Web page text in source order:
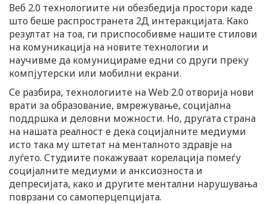
Веб 2.0 технологиите ни обезбедија простори каде
што беше распространета 2Д интеракцијата. Како
резултат на тоа, ги приспособивме нашите стилови
на комуникација на новите технологии и
научивме да комуницираме едни со други преку
компјутерски или мобилни екрани.
Се разбира, технологиите на Web 2.0 отворија нови
врати за образование, вмрежување, социјална
поддршка и деловни можности. Но, другата страна
на нашата реалност е дека социјалните медиуми
исто така му штетат на менталното здравје на
луѓето. Студиите покажуваат корелација помеѓу
социјалните медиуми и анксиозноста и
депресијата, како и другите ментални нарушувања
поврзани со самоперцепцијата.